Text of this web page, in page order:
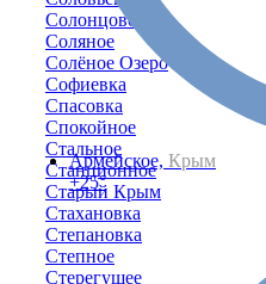
Армейское, Крым
+25°
Солонцовое
Соляное
Солёное Озеро
Софиевка
Спасовка
Спокойное
Стальное
Станционное
Старый Крым
Стахановка
Степановка
Степное
Стерегущее